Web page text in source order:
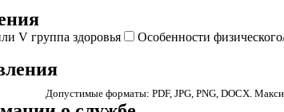
V группа здоровья
Особенности
Допустимые форматы: PDF, JPG, PNG, DOCX.